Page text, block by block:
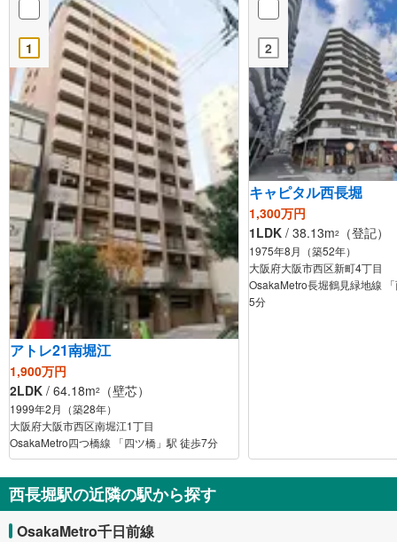
1
アトレ21南堀江
1,900万円
2LDK / 64.18m2 （壁芯）
1999年2月（築28年）
大阪府大阪市西区南堀江1丁目
OsakaMetro四つ橋線 「四ツ橋」駅 徒歩7分
2
キャピタル西長堀
1,300万円
1LDK / 38.13m2 （登記）
1975年8月（築52年）
大阪府大阪市西区新町4丁目
OsakaMetro長堀鶴見緑地線
5分
西長堀駅の近隣の駅から探す
OsakaMetro千日前線